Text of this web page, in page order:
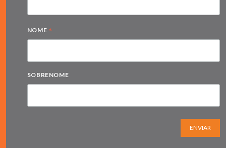
NOME *
SOBRENOME
ENVIAR